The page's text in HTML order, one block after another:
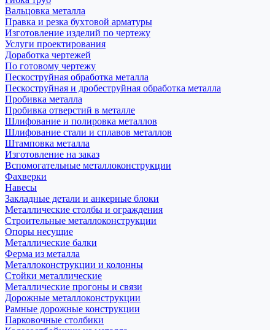
Вальцовка металла
Правка и резка бухтовой арматуры
Изготовление изделий по чертежу
Услуги проектирования
Доработка чертежей
По готовому чертежу
Пескоструйная обработка металла
Пескоструйная и дробеструйная обработка металла
Пробивка металла
Пробивка отверстий в металле
Шлифование и полировка металлов
Шлифование стали и сплавов металлов
Штамповка металла
Изготовление на заказ
Вспомогательные металлоконструкции
Фахверки
Навесы
Закладные детали и анкерные блоки
Металлические столбы и ограждения
Строительные металлоконструкции
Опоры несущие
Металлические балки
Ферма из металла
Металлоконструкции и колонны
Стойки металлические
Металлические прогоны и связи
Дорожные металлоконструкции
Рамные дорожные конструкции
Парковочные столбики